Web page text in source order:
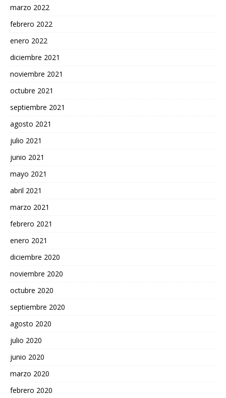
marzo 2022
febrero 2022
enero 2022
diciembre 2021
noviembre 2021
octubre 2021
septiembre 2021
agosto 2021
julio 2021
junio 2021
mayo 2021
abril 2021
marzo 2021
febrero 2021
enero 2021
diciembre 2020
noviembre 2020
octubre 2020
septiembre 2020
agosto 2020
julio 2020
junio 2020
marzo 2020
febrero 2020